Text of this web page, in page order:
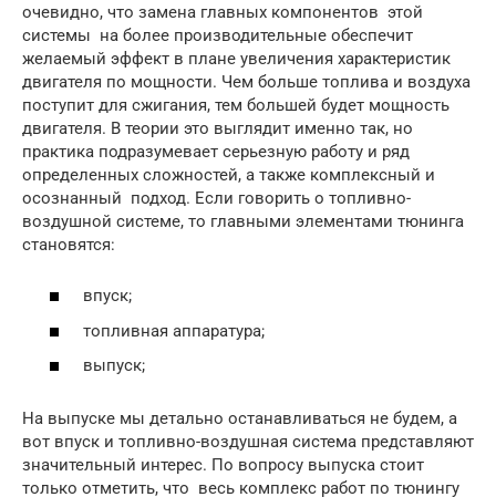
очевидно, что замена главных компонентов этой
системы на более производительные обеспечит
желаемый эффект в плане увеличения характеристик
двигателя по мощности. Чем больше топлива и воздуха
поступит для сжигания, тем большей будет мощность
двигателя. В теории это выглядит именно так, но
практика подразумевает серьезную работу и ряд
определенных сложностей, а также комплексный и
осознанный подход. Если говорить о топливно-
воздушной системе, то главными элементами тюнинга
становятся:
впуск;
топливная аппаратура;
выпуск;
На выпуске мы детально останавливаться не будем, а
вот впуск и топливно-воздушная система представляют
значительный интерес. По вопросу выпуска стоит
только отметить, что весь комплекс работ по тюнингу